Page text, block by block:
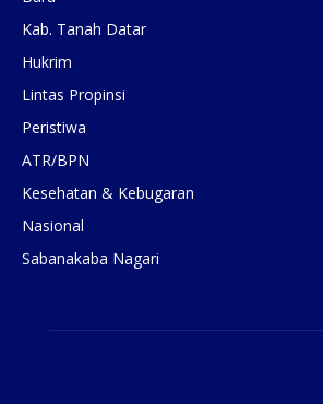
Kab. Tanah Datar
Hukrim
Lintas Propinsi
Peristiwa
ATR/BPN
Kesehatan & Kebugaran
Nasional
Sabanakaba Nagari